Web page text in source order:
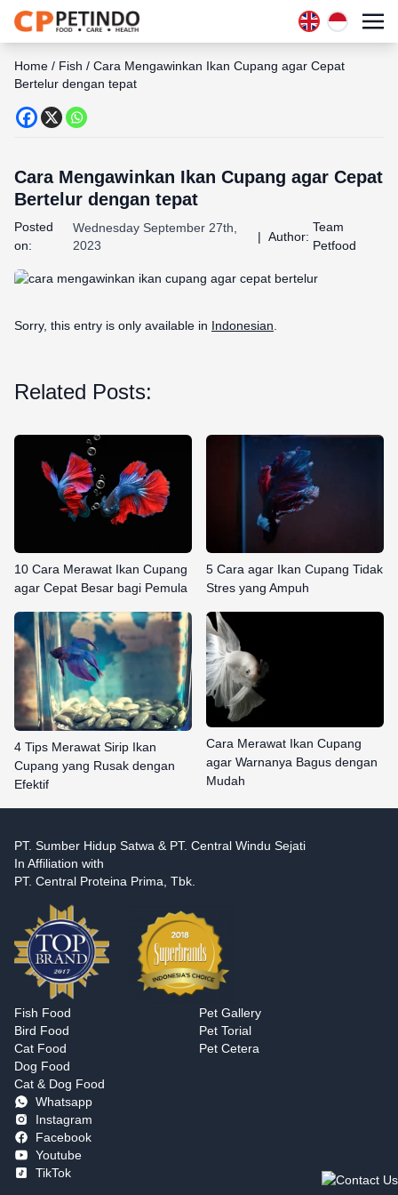
Home / Fish / Cara Mengawinkan Ikan Cupang agar Cepat
Bertelur dengan tepat
Cara Mengawinkan Ikan Cupang agar Cepat
Bertelur dengan tepat
Posted
on:
Wednesday September 27th,
2023
| Author:
Team
Petfood
Sorry, this entry is only available in Indonesian
Related Posts:
10 Cara Merawat Ikan Cupang
agar Cepat Besar bagi Pemula
5 Cara agar Ikan Cupang Tidak
Stres yang Ampuh
4 Tips Merawat Sirip Ikan
Cupang yang Rusak dengan
Efektif
Cara Merawat Ikan Cupang
agar Warnanya Bagus dengan
Mudah
PT. Sumber Hidup Satwa & PT. Central Windu Sejati
In Affiliation with
PT. Central Proteina Prima, Tbk.
Fish Food
Bird Food
Cat Food
Dog Food
Cat & Dog Food
Pet Gallery
Pet Torial
Pet Cetera
Whatsapp
Instagram
Facebook
Youtube
TikTok